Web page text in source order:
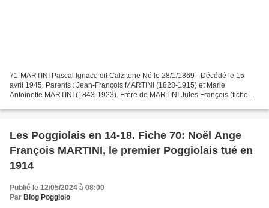
71-MARTINI Pascal Ignace dit Calzitone Né le 28/1/1869 - Décédé le 15
avril 1945. Parents : Jean-François MARTINI (1828-1915) et Marie
Antoinette MARTINI (1843-1923). Frère de MARTINI Jules François (fiche
Les Poggiolais en 14-18. Fiche 70: Noël Ange
François MARTINI, le premier Poggiolais tué en
1914
Publié le 12/05/2024 à 08:00
Par Blog Poggiolo